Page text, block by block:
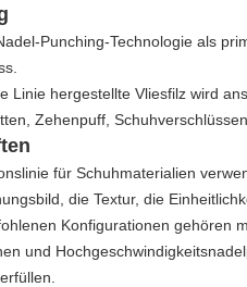
Punching-Technologie als
Linie hergestellte Vliesfilz wird
Zehenpuff,
für Schuhmaterialien
die Textur, die
Konfigurationen gehören
und